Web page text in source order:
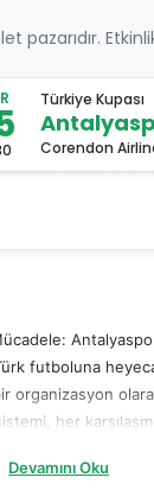
pazarıdır.
Türkiye Kupası
Corendon
futboluna
organizasyon
her
maçı, hem
Devamını Oku